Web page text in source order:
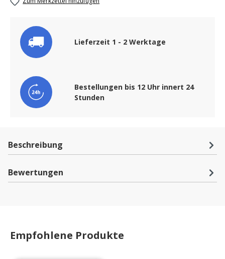
Lieferzeit 1 - 2 Werktage
Bestellungen bis 12 Uhr innert 24
Stunden
Beschreibung
Bewertungen
Empfohlene Produkte